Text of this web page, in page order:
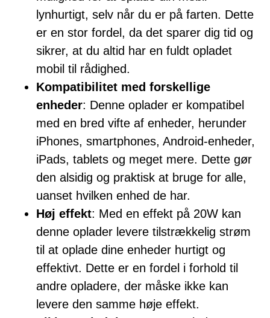
lynhurtigt, selv når du er på farten. Dette
er en stor fordel, da det sparer dig tid og
sikrer, at du altid har en fuldt opladet
mobil til rådighed.
Kompatibilitet med forskellige
enheder: Denne oplader er kompatibel
med en bred vifte af enheder, herunder
iPhones, smartphones, Android-enheder,
iPads, tablets og meget mere. Dette gør
den alsidig og praktisk at bruge for alle,
uanset hvilken enhed de har.
Høj effekt: Med en effekt på 20W kan
denne oplader levere tilstrækkelig strøm
til at oplade dine enheder hurtigt og
effektivt. Dette er en fordel i forhold til
andre opladere, der måske ikke kan
levere den samme høje effekt.